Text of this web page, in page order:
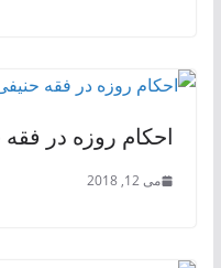
احكام روزه در
می 12, 2018